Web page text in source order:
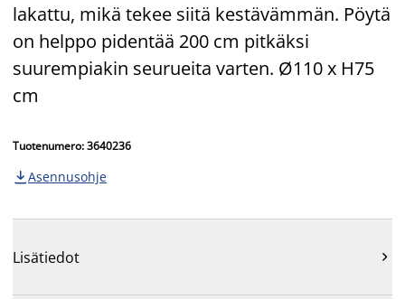
lakattu, mikä tekee siitä kestävämmän. Pöytä
on helppo pidentää 200 cm pitkäksi
suurempiakin seurueita varten. Ø110 x H75
cm
Tuotenumero: 3640236
 Asennusohje
Lisätiedot 